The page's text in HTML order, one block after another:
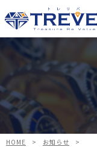
HOME > お知らせ
>